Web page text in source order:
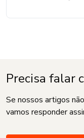
Precisa falar
Se nossos artigos
vamos responder